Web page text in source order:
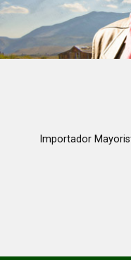
Importador